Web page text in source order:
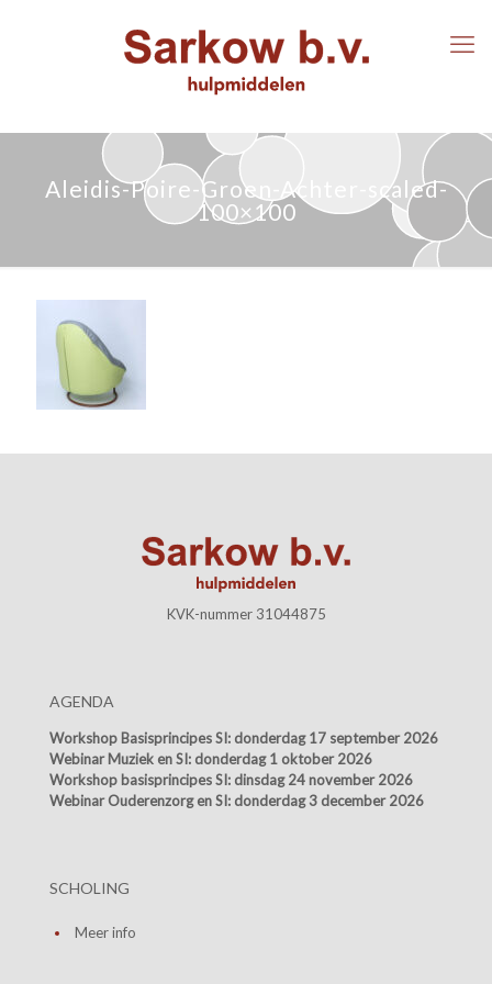
Aleidis-Poire-Groen-Achter-scaled-
100×100
KVK-nummer 31044875
AGENDA
Workshop Basisprincipes SI: donderdag 17 september 2026
Webinar Muziek en SI: donderdag 1 oktober 2026
Workshop basisprincipes SI: dinsdag 24 november 2026
Webinar Ouderenzorg en SI: donderdag 3 december 2026
SCHOLING
Meer info